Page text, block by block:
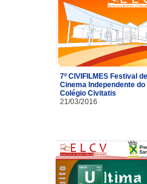
7º CIVIFILMES Festival de
Cinema Independente do
Colégio Civitatis
21/03/2016